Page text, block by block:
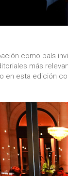
como país
más
en esta edición